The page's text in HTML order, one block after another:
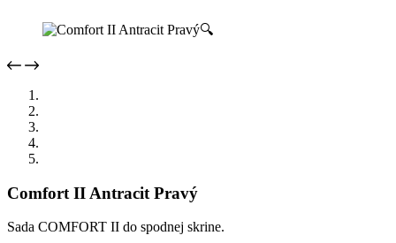
🔍
Comfort II Antracit Pravý
Sada COMFORT II do spodnej skrine.